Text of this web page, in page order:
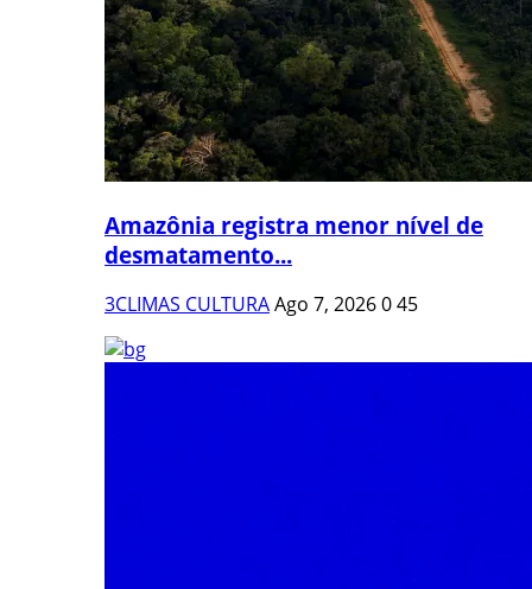
Amazônia registra menor nível de
desmatamento...
3CLIMAS CULTURAAgo 7, 2026045